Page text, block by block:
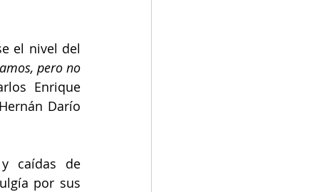
el nivel del
pero no
Enrique
Darío
caídas de
por sus